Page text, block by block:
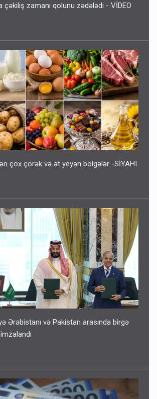
çəkiliş zamanı qolunu zədələdi - VİDEO
çox çörək və ət yeyən bölgələr -SİYAHI
Ərəbistanı və Pakistan arasında birgə